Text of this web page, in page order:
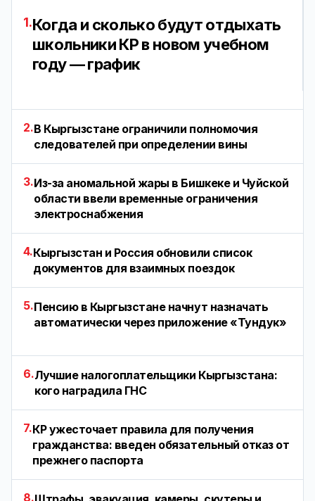
1.Когда и сколько будут отдыхать
школьники КР в новом учебном
году — график
2.В Кыргызстане ограничили полномочия
следователей при определении вины
3.Из-за аномальной жары в Бишкеке и Чуйской
области ввели временные ограничения
электроснабжения
4.Кыргызстан и Россия обновили список
документов для взаимных поездок
5.Пенсию в Кыргызстане начнут назначать
автоматически через приложение «Тундук»
6.Лучшие налогоплательщики Кыргызстана:
кого наградила ГНС
7.КР ужесточает правила для получения
гражданства: введен обязательный отказ от
прежнего паспорта
8.